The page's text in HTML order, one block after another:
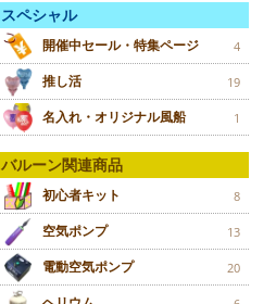
スペシャル
開催中セール・特集ページ 4
推し活 19
名入れ・オリジナル風船 1
バルーン関連商品
初心者キット 8
空気ポンプ 13
電動空気ポンプ 20